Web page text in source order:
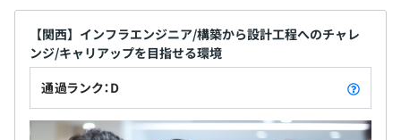
【関西】インフラエンジニア/構築から設計工程へのチャレ
ンジ/キャリアップを目指せる環境
通過ランク：D